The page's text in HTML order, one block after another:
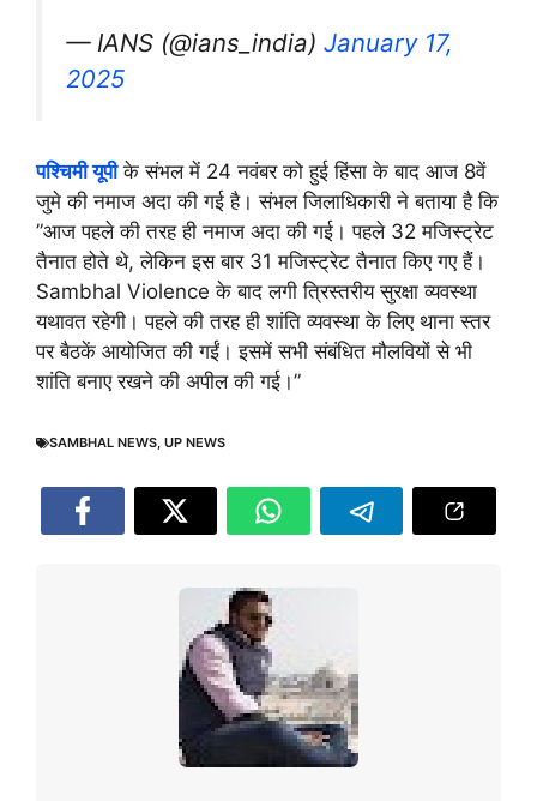
— IANS (@ians_india) January 17,
2025
पश्चिमी यूपीके संभल में 24 नवंबर को हुई हिंसा के बाद आज 8वें
जुमे की नमाज अदा की गई है। संभल जिलाधिकारी ने बताया है कि
”आज पहले की तरह ही नमाज अदा की गई। पहले 32 मजिस्ट्रेट
तैनात होते थे, लेकिन इस बार 31 मजिस्ट्रेट तैनात किए गए हैं।
Sambhal Violence के बाद लगी त्रिस्तरीय सुरक्षा व्यवस्था
यथावत रहेगी। पहले की तरह ही शांति व्यवस्था के लिए थाना स्तर
पर बैठकें आयोजित की गईं। इसमें सभी संबंधित मौलवियों से भी
शांति बनाए रखने की अपील की गई।”
SAMBHAL NEWS, UP NEWS